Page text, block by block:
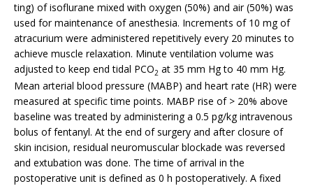
ting) of isoflurane mixed with oxygen (50%) and air (50%) was
used for maintenance of anesthesia. Increments of 10 mg of
atracurium were administered repetitively every 20 minutes to
achieve muscle relaxation. Minute ventilation volume was
adjusted to keep end tidal PCO2 at 35 mm Hg to 40 mm Hg.
Mean arterial blood pressure (MABP) and heart rate (HR) were
measured at specific time points. MABP rise of > 20% above
baseline was treated by administering a 0.5 pg/kg intravenous
bolus of fentanyl. At the end of surgery and after closure of
skin incision, residual neuromuscular blockade was reversed
and extubation was done. The time of arrival in the
postoperative unit is defined as 0 h postoperatively. A fixed